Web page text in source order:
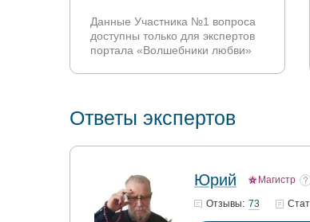
Данные Участника №1 вопроса
доступны только для экспертов
портала «Волшебники любви»
Ответы экспертов
Юрий Магистр
Отзывы: 73